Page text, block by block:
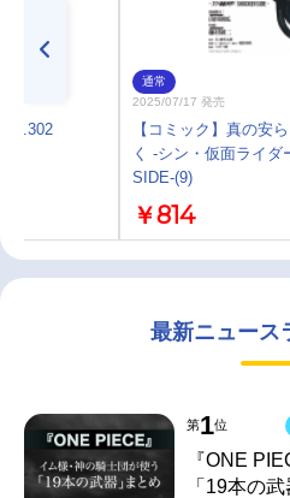
通常
2025/07/17 発売
【コミック】真の安
く -シン・仮面ライダ
SIDE-(9)
￥814
最新ニュース
第1位
『ONE
「19本の